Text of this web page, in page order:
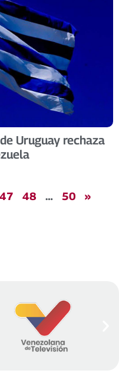
Uruguay rechaza
47 48 … 50 »